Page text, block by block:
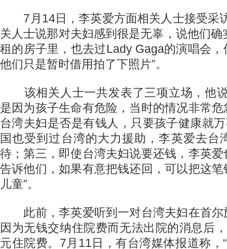
7月14日，李英爱方面相关人士接受采
关人士说那对夫妇感到很是无辜，说他们
租的房子里，也去过Lady Gaga的演唱会
他们只是暂时借用拍了下照片”。
该相关人士一共发表了三项立场，他说
是因为孩子生命有危险，当时的情况非常
台湾夫妇是否是有钱人，只要孩子健康就
国也受到过台湾的大力援助，李英爱去台
待；第三，即使台湾夫妇说要还钱，李英
告诉他们，如果有意把钱还回，可以把这
儿童”。
此前，李英爱听到一对台湾夫妇在首尔
因为无钱交纳住院费而无法出院的消息后
元住院费。7月11日，有台湾媒体报道称，